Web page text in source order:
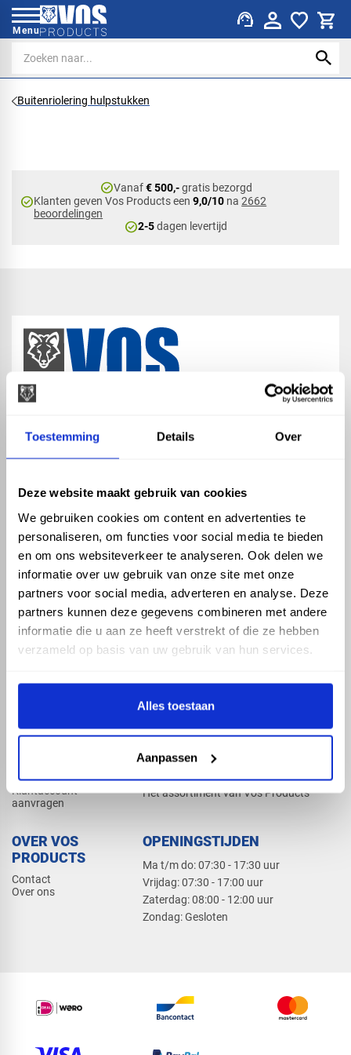
Toestemming Details Over
Deze website maakt gebruik van cookies
We gebruiken cookies om content en advertenties te
personaliseren, om functies voor social media te bieden
en om ons websiteverkeer te analyseren. Ook delen we
informatie over uw gebruik van onze site met onze
partners voor social media, adverteren en analyse. Deze
partners kunnen deze gegevens combineren met andere
informatie die u aan ze heeft verstrekt of die ze hebben
verzameld op basis van uw gebruik van hun services.
Alles toestaan
Aanpassen
Menu support_agent
Buitenriolering hulpstukken
check_circleVanaf€ 500,-gratis bezorgd
check_circleKlanten geven Vos Products een9,0/10 na2662
beoordelingen
check_circle2-5dagen levertijd
ASSORTIMENT
Hemelwaterafvoer
Drukleiding
Beregening
Dak en gevel
KENNIS EN HULP
Klantenservice
Kennisbank
Klantaccount
aanvragen
PRODUCTCATALOGUS 2026
Het assortiment van Vos Products
OVER VOS
PRODUCTS
Contact
Over ons
OPENINGSTIJDEN
Ma t/m do: 07:30 - 17:30 uur
​Vrijdag: 07:30 - 17:00 uur
​Zaterdag: 08:00 - 12:00 uur
​Zondag: Gesloten
phone_enabled +31 416 75 02 55
mail info@vosproducts.nl
check_circleDé bouwmarkt van Altena
check_circle Direct uit grote voorraad geleverd met eigen transport
check_circleLevering in NL en BE